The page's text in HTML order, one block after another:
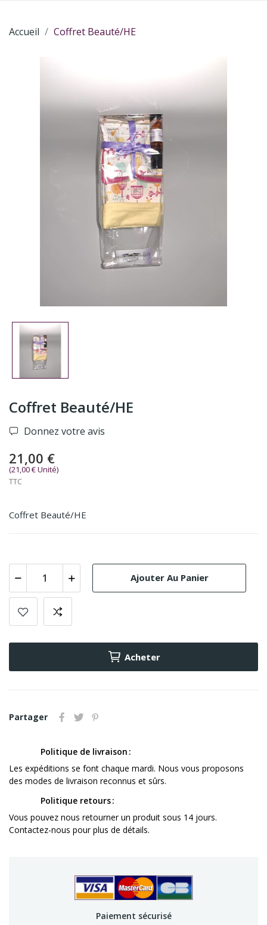
Accueil Coffret Beauté/HE
Coffret Beauté/HE
Donnez votre avis
21,00 €
(21,00 € Unité)
TTC
Coffret Beauté/HE
Ajouter Au Panier
Acheter
Partager
Politique de livraison
Les expéditions se font chaque mardi. Nous vous proposons
des modes de livraison reconnus et sûrs.
Politique retours
Vous pouvez nous retourner un produit sous 14 jours.
Contactez-nous pour plus de détails.
Paiement sécurisé